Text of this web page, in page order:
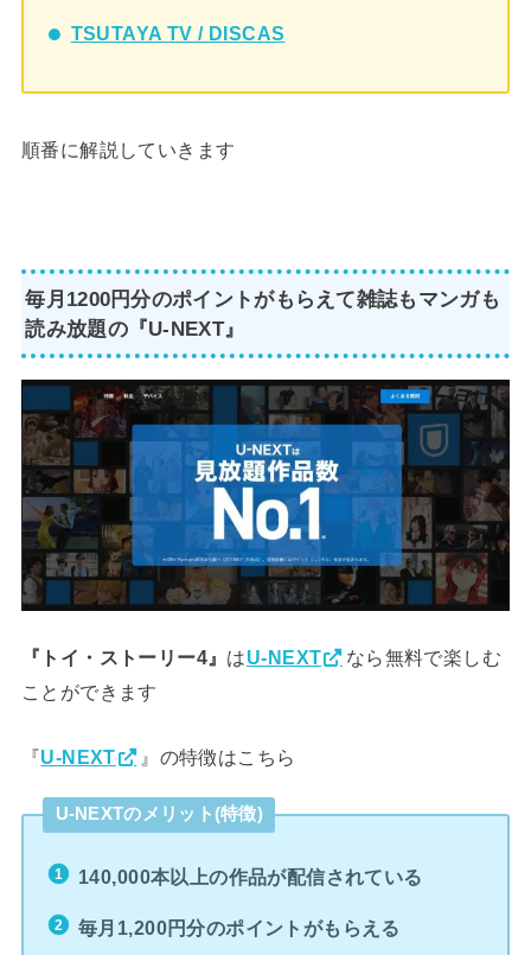
TSUTAYA TV / DISCAS
順番に解説していきます
毎月1200円分のポイントがもらえて雑誌もマンガも
読み放題の『U-NEXT』
『トイ・ストーリー4』 はU-NEXT
なら無料で楽しむ
ことができます
『U-NEXT 』の特徴はこちら
U-NEXTのメリット(特徴)
140,000本以上の作品が配信されている
毎月1,200円分のポイントがもらえる